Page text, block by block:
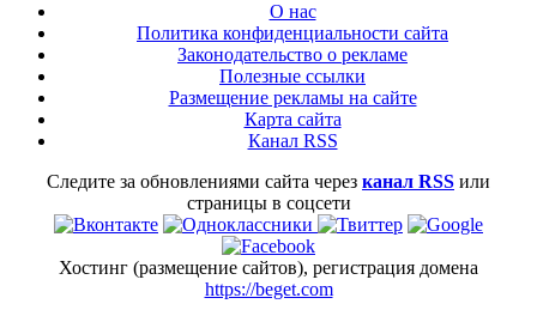
О нас
Политика конфиденциальности сайта
Законодательство о рекламе
Полезные ссылки
Размещение рекламы на сайте
Карта сайта
Канал RSS
Следите за обновлениями сайта через канал RSS или
страницы в соцсети
Хостинг (размещение сайтов), регистрация домена
https://beget.com